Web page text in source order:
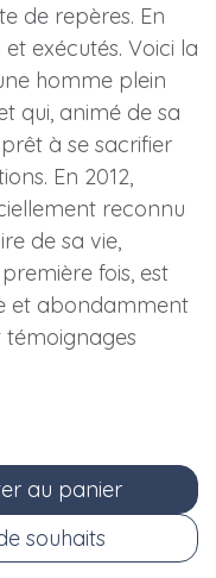
de repères. En
exécutés. Voici la
homme plein
qui, animé de sa
à se sacrifier
En 2012,
reconnu
de sa vie,
fois, est
et abondamment
au panier
souhaits